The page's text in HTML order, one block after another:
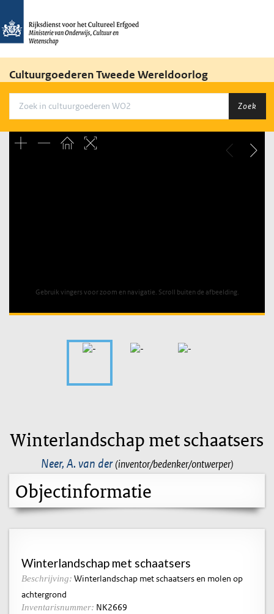
Cultuurgoederen Tweede Wereldoorlog
Zoek
Gebruik vingers voor zoom en navigatie. Scroll buiten de afbeelding.
Winterlandschap met schaatsers
Neer, A. van der (inventor/bedenker/ontwerper)
Objectinformatie
Winterlandschap met schaatsers
Beschrijving: Winterlandschap met schaatsers en molen op
achtergrond
Inventarisnummer: NK2669